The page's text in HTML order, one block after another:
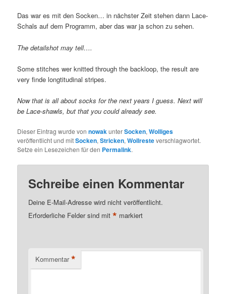
Das war es mit den Socken… in nächster Zeit stehen dann Lace-
Schals auf dem Programm, aber das war ja schon zu sehen.
The detailshot may tell….
Some stitches wer knitted through the backloop, the result are
very finde longtitudinal stripes.
Now that is all about socks for the next years I guess. Next will
be Lace-shawls, but that you could already see.
Dieser Eintrag wurde vonnowakunterSocken,Wolliges
veröffentlicht und mitSocken,Stricken,Wollresteverschlagwortet.
Setze ein Lesezeichen für den Permalink.
Schreibe einen Kommentar
Deine E-Mail-Adresse wird nicht veröffentlicht.
Erforderliche Felder sind mit* markiert
Kommentar *